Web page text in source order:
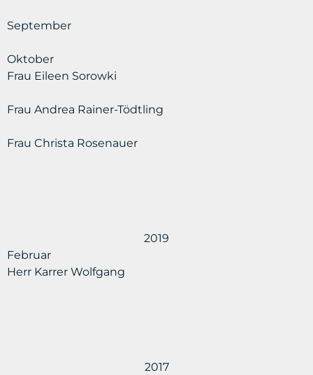
September
Oktober
Frau Eileen Sorowki
Frau Andrea Rainer-Tödtling
Frau Christa Rosenauer
2019
Februar
Herr Karrer Wolfgang
2017